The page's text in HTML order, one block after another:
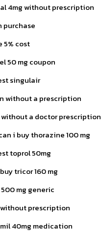
4mg without prescription
purchase
5% cost
50 mg coupon
singulair
without a prescription
a doctor prescription
i buy thorazine 100 mg
toprol 50mg
tricor 160 mg
mg generic
prescription
40mg medication